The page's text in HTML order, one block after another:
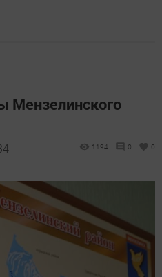
Мензелинского
1194 0 0